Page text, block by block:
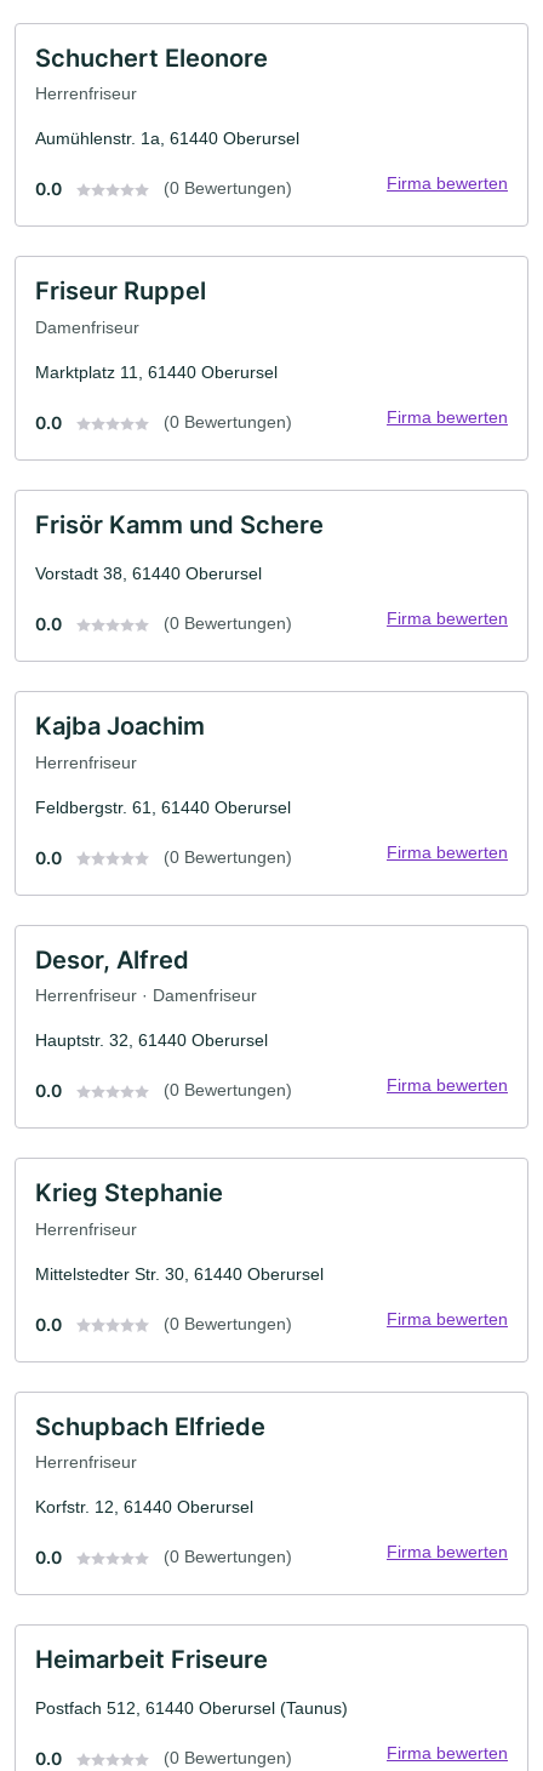
Schuchert Eleonore
Herrenfriseur
Aumühlenstr. 1a, 61440 Oberursel
0.0 (0 Bewertungen) Firma bewerten
Friseur Ruppel
Damenfriseur
Marktplatz 11, 61440 Oberursel
0.0 (0 Bewertungen) Firma bewerten
Frisör Kamm und Schere
Vorstadt 38, 61440 Oberursel
0.0 (0 Bewertungen) Firma bewerten
Kajba Joachim
Herrenfriseur
Feldbergstr. 61, 61440 Oberursel
0.0 (0 Bewertungen) Firma bewerten
Desor, Alfred
Herrenfriseur · Damenfriseur
Hauptstr. 32, 61440 Oberursel
0.0 (0 Bewertungen) Firma bewerten
Krieg Stephanie
Herrenfriseur
Mittelstedter Str. 30, 61440 Oberursel
0.0 (0 Bewertungen) Firma bewerten
Schupbach Elfriede
Herrenfriseur
Korfstr. 12, 61440 Oberursel
0.0 (0 Bewertungen) Firma bewerten
Heimarbeit Friseure
Postfach 512, 61440 Oberursel (Taunus)
0.0 (0 Bewertungen) Firma bewerten